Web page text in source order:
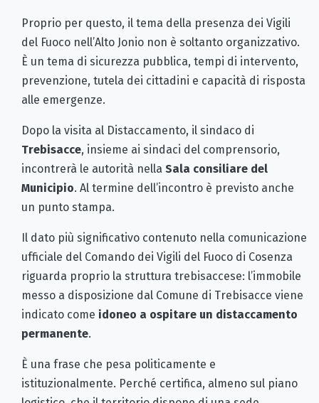
Proprio per questo, il tema della presenza dei Vigili
del Fuoco nell’Alto Jonio non è soltanto organizzativo.
È un tema di sicurezza pubblica, tempi di intervento,
prevenzione, tutela dei cittadini e capacità di risposta
alle emergenze.
Dopo la visita al Distaccamento, il sindaco di
Trebisacce, insieme ai sindaci del comprensorio,
incontrerà le autorità nella Sala consiliare del
Municipio. Al termine dell’incontro è previsto anche
un punto stampa.
Il dato più significativo contenuto nella comunicazione
ufficiale del Comando dei Vigili del Fuoco di Cosenza
riguarda proprio la struttura trebisaccese: l’immobile
messo a disposizione dal Comune di Trebisacce viene
indicato come idoneo a ospitare un distaccamento
permanente.
È una frase che pesa politicamente e
istituzionalmente. Perché certifica, almeno sul piano